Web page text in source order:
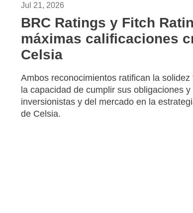
Jul 21, 2026
BRC Ratings y Fitch
máximas calificaciones
Celsia
Ambos reconocimientos ratifican la
la capacidad de cumplir sus obligaciones
inversionistas y del mercado en la
de Celsia.